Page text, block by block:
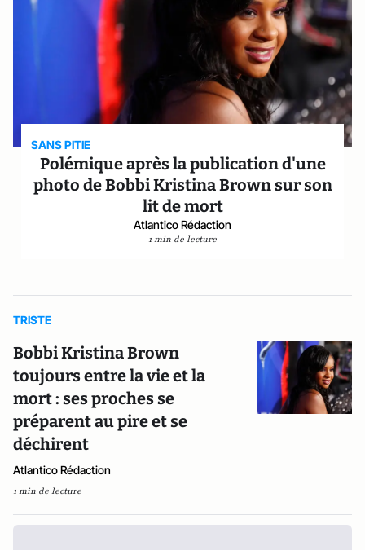
SANS PITIE
Polémique après la publication d'une
photo de Bobbi Kristina Brown sur son
lit de mort
Atlantico Rédaction
1 min de lecture
TRISTE
Bobbi Kristina Brown
toujours entre la vie et la
mort : ses proches se
préparent au pire et se
déchirent
Atlantico Rédaction
1 min de lecture